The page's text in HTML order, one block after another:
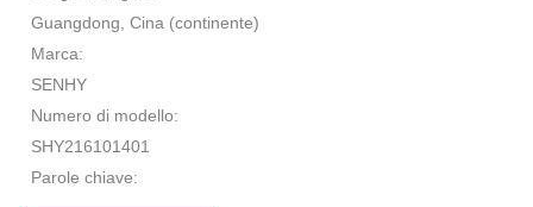
Guangdong, Cina (continente)
Marca:
SENHY
Numero di modello:
SHY216101401
Parole chiave: